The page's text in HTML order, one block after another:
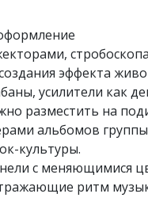
эффекта
усилители как
разместить на
альбомов
культуры.
с меняющимися
ритм